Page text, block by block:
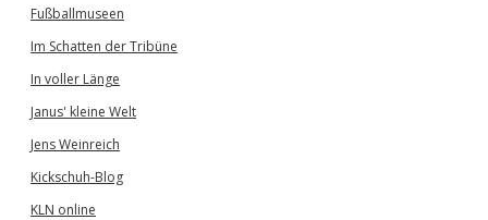
Fußballmuseen
Im Schatten der Tribüne
In voller Länge
Janus' kleine Welt
Jens Weinreich
Kickschuh-Blog
KLN online